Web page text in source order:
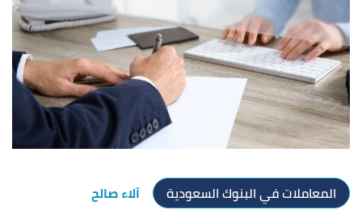
المعاملات في البنوك السعودية
آلاء صالح